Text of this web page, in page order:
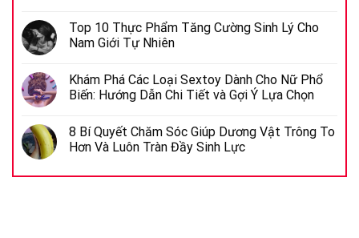
Top 10 Thực Phẩm Tăng Cường Sinh Lý Cho
Nam Giới Tự Nhiên
Khám Phá Các Loại Sextoy Dành Cho Nữ Phổ
Biến: Hướng Dẫn Chi Tiết và Gợi Ý Lựa Chọn
8 Bí Quyết Chăm Sóc Giúp Dương Vật Trông To
Hơn Và Luôn Tràn Đầy Sinh Lực